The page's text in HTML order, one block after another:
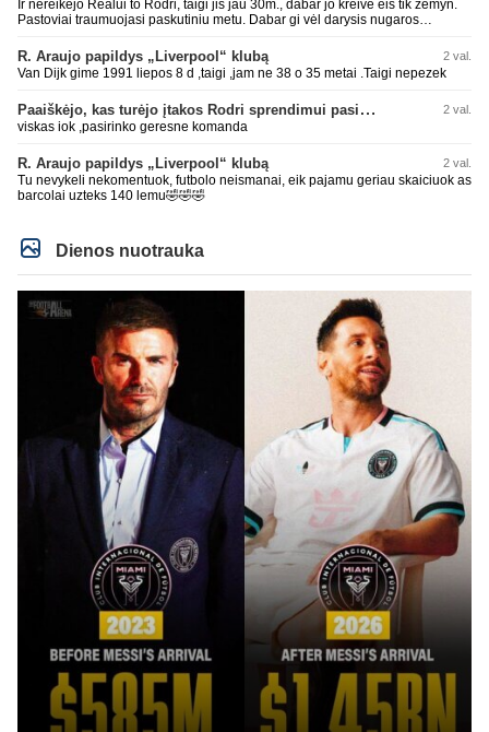
Ir nereikėjo Realui to Rodri, taigi jis jau 30m., dabar jo kreivė eis tik žemyn.
Pastoviai traumuojasi paskutiniu metu. Dabar gi vėl darysis nugaros
Real turi ir geresnių opcijų, Mauras viską sustatys į vietas. Jeigu jis iš tikro
būtų buvęs reikalingas, Perezas būtų ir pasiėmęs seniai. Beja ir ManCity, ne
šiaip sau paleidžia jį. Sėkmės jam Barcoje, galės su savo korešais iš
R. Araujo papildys „Liverpool“ klubą 2 val.
Van Dijk gime 1991 liepos 8 d ,taigi ,jam ne 38 o 35 metai .Taigi nepezek
Paaiškėjo, kas turėjo įtakos Rodri sprendimui pasirinkti Barselonos pusę 2 val.
viskas iok ,pasirinko geresne komanda
R. Araujo papildys „Liverpool“ klubą 2 val.
Tu nevykeli nekomentuok, futbolo neismanai, eik pajamu geriau skaiciuok as
barcolai uzteks 140 lemu🤣🤣🤣
Dienos nuotrauka